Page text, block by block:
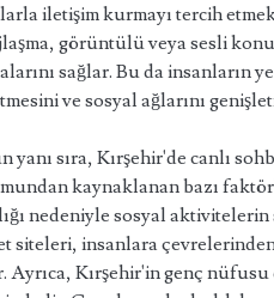
iletişim kurmayı tercih
görüntülü veya sesli
sağlar. Bu da insanların
ve sosyal ağlarını
yanı sıra, Kırşehir'de canlı
kaynaklanan bazı
nedeniyle sosyal aktivitelerin
siteleri, insanlara
Ayrıca, Kırşehir'in genç